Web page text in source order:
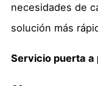
necesidades de
solución más
Servicio puerta a